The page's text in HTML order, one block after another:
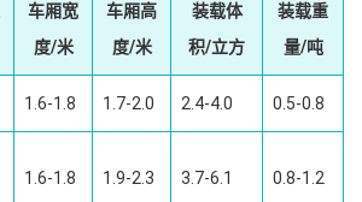
车厢宽
度/米
车厢高
度/米
装载体
积/立方
装载重
量/吨
1.6-1.8 1.7-2.0 2.4-4.0 0.5-0.8
1.6-1.8 1.9-2.3 3.7-6.1 0.8-1.2